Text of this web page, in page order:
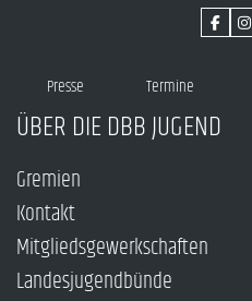
Presse Termine
ÜBER DIE DBB JUGEND
Gremien
Kontakt
Mitgliedsgewerkschaften
Landesjugendbünde